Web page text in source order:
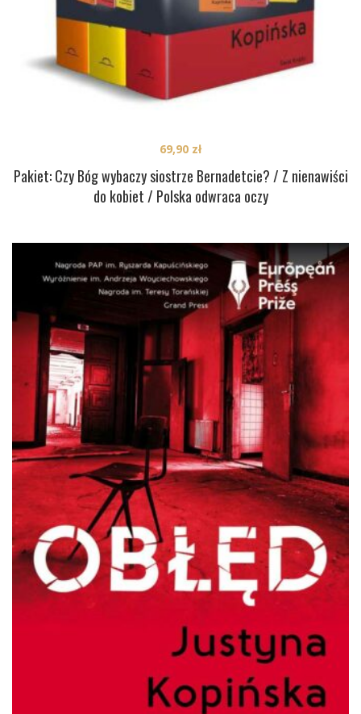
Pakiet: Czy Bóg wybaczy siostrze Bernadetcie? / Z nienawiści
do kobiet / Polska odwraca oczy
69,90 zł